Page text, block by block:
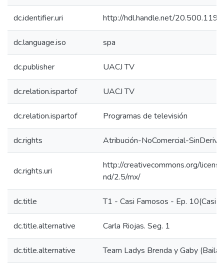
dc.identifier.uri http://hdl.handle.net/
dc.language.iso spa
dc.publisher UACJ TV
dc.relation.ispartof UACJ TV
dc.relation.ispartof Programas de televisión
dc.rights Atribución-NoComercial-
dc.rights.uri
http://creativecommons.org/
nd/2.5/mx/
dc.title T1 - Casi Famosos - Ep. 10(Casi
dc.title.alternative Carla Riojas. Seg. 1
dc.title.alternative Team Ladys Brenda y Gaby